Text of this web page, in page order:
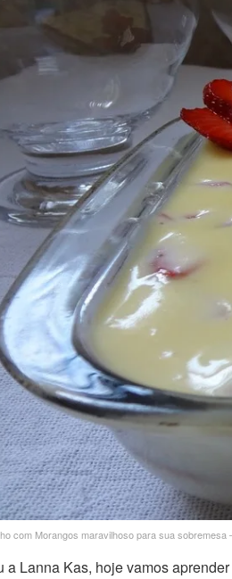
com Morangos maravilhoso para sua
a Lanna Kas, hoje vamos